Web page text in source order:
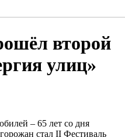
второй
улиц»
– 65 лет со дня
стал II Фестиваль